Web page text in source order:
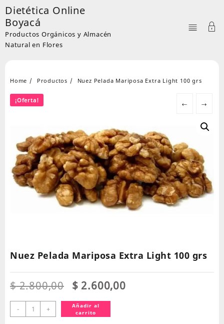
Skip
to
content
Dietética Online
Boyacá
Productos Orgánicos y Almacén
Natural en Flores
Home Productos Nuez Pelada Mariposa Extra Light 100 grs
¡Oferta! ← →
Nuez Pelada Mariposa Extra Light 100 grs
$2.800,00 El
original
era:
$ 2.600,00El
-
Nuez
Pelada
+
Añadir al
carrito